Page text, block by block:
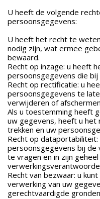
U heeft de volgende
persoonsgegevens:
U heeft het recht te
nodig zijn, wat ermee
bewaard.
Recht op inzage: u heeft
persoonsgegevens die bij
Recht op rectificatie: u
persoonsgegevens te
verwijderen of
Als u toestemming heeft
uw gegevens, heeft u
trekken en uw
Recht op
persoonsgegevens bij
te vragen en in zijn
Recht van bezwaar: u
verwerking van uw
gerechtvaardigde